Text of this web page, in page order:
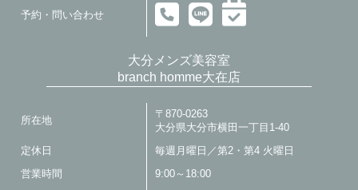
予約・問い合わせ
大分メンズ美容室
branch homme大在店
所在地
〒870-0263
大分県大分市横田一丁目1-40
定休日 毎週月曜日／第2・第4 火曜日
営業時間 9:00～18:00